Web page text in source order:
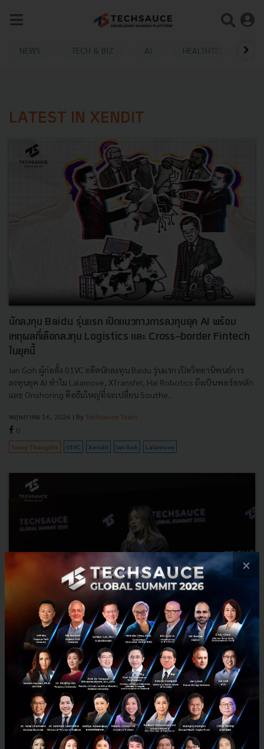
NEWS TECH & BIZ AI HEALTHTECH
LATEST IN XENDIT
นักลงทุน Baidu รุ่นแรก เปิดแนวทางการลงทุนยุค AI พร้อม
เหตุผลที่เลือกลงทุน Logistics และ Cross-border Fintech
ในยุคนี้
Ian Goh ผู้ก่อตั้ง 01VC อดีตนักลงทุน Baidu รุ่นแรก เปิดวิทยานิพนธ์การ
ลงทุนยุค AI ทำไม Lalamove, XTransfer, Hai Robotics ถึงเป็นพอร์ตหลัก
และ Onshoring คือธีมใหญ่ที่จะเปลี่ยน Southe...
พฤษภาคม 16, 2026 | By Techsauce Team
0
Saucy Thoughts 01VC Xendit Ian Goh Lalamove
สรุปมุมมองซีอีโอ Xendit Thailand ทำไม ‘ระบบชำระเงิน’ ถึง
เป็นหัวใจของเศรษฐกิจดิจิทัลใน SEA
เมื่อวันที่ 4 สิงหาคมที่ผ่านมา Tessa Wijaya ผู้บริหารจาก Xendit Thailand
ได้มาเล่าให้ฟังว่าเบื้องหลังความง่ายนี้มีอะไรซ่อนอยู่ และอนาคตของการ
เงินใน SEA จะเป็นอย่างไรต่อไปผ่านหัวข้อ...
สิงหาคม 5, 2025 | ByTechsauce Team
×